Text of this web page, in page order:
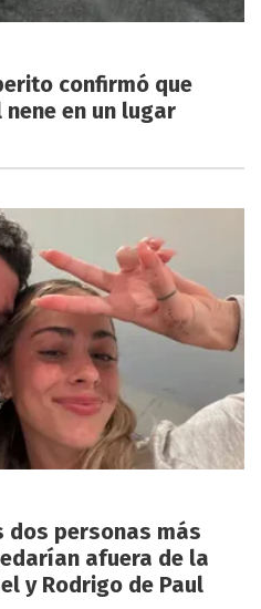
confirmó que
en un lugar
dos personas más
afuera de la
y Rodrigo de Paul